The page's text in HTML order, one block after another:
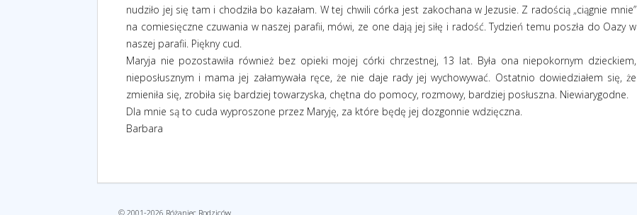
nudziło jej się tam i chodziła bo kazałam. W tej chwili córka jest zakochana w Jezusie. Z radością „ciągnie mnie”
na comiesięczne czuwania w naszej parafii, mówi, ze one dają jej siłę i radość. Tydzień temu poszła do Oazy w
naszej parafii. Piękny cud.
Maryja nie pozostawiła również bez opieki mojej córki chrzestnej, 13 lat. Była ona niepokornym dzieckiem,
nieposłusznym i mama jej załamywała ręce, że nie daje rady jej wychowywać. Ostatnio dowiedziałem się, że
zmieniła się, zrobiła się bardziej towarzyska, chętna do pomocy, rozmowy, bardziej posłuszna. Niewiarygodne.
Dla mnie są to cuda wyproszone przez Maryję, za które będę jej dozgonnie wdzięczna.
Barbara
© 2001-2026 Różaniec Rodziców